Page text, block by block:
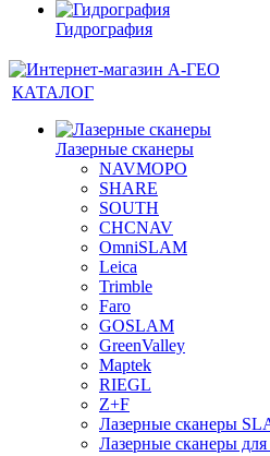
Гидрография
КАТАЛОГ
Лазерные сканеры
NAVMOPO
SHARE
SOUTH
CHCNAV
OmniSLAM
Leica
Trimble
Faro
GOSLAM
GreenValley
Maptek
RIEGL
Z+F
Лазерные сканеры
Лазерные сканеры